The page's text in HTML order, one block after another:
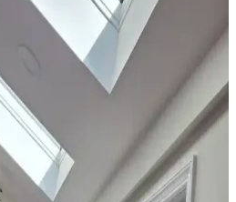
renk dengesi ve desen uyumu ile
30/10 prensibi ve mobilyalarla
ve kişilik katar.
ve Asma Teknikleri:
seçim ve asma teknikleri, mekanın
Pelmet kullanımı ve uygun
sağlanır.